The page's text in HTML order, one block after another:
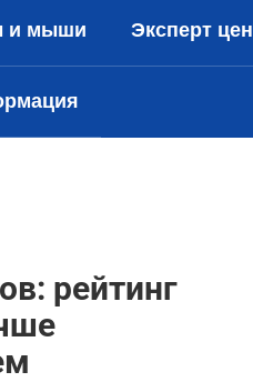
и мыши Эксперт цен
рейтинг